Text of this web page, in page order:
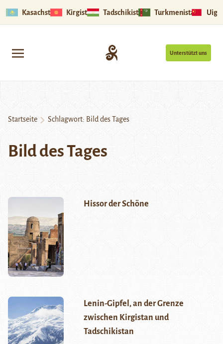
Kasachstan Kirgistan Tadschikistan Turkmenistan
Unterstützt uns
Startseite Schlagwort: Bild des Tages
Bild des Tages
Hissor der Schöne
Lenin-Gipfel, an der Grenze
zwischen Kirgistan und
Tadschikistan